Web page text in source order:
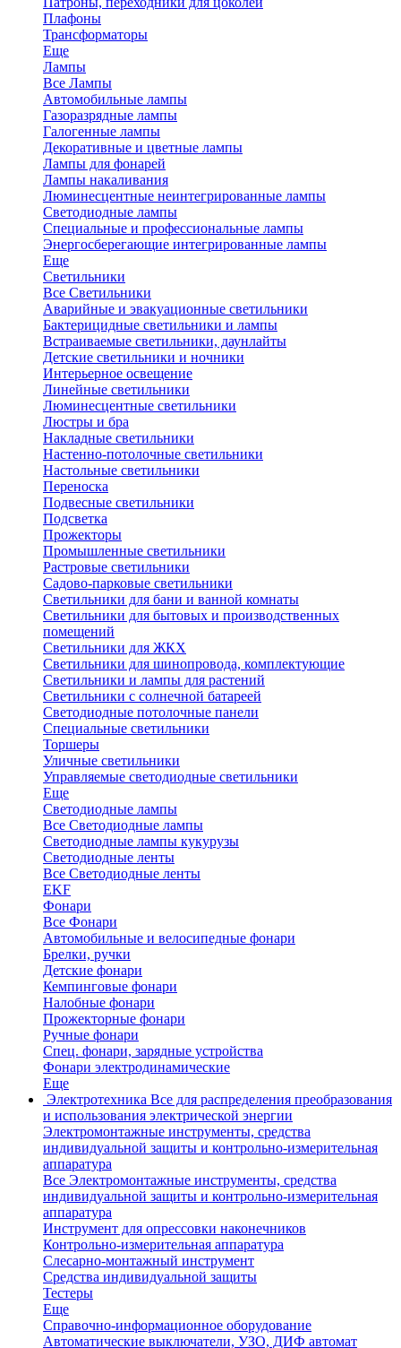
Плафоны
Трансформаторы
Еще
Лампы
Все Лампы
Автомобильные лампы
Газоразрядные лампы
Галогенные лампы
Декоративные и цветные лампы
Лампы для фонарей
Лампы накаливания
Люминесцентные неинтегрированные лампы
Светодиодные лампы
Специальные и профессиональные лампы
Энергосберегающие интегрированные лампы
Еще
Светильники
Все Светильники
Аварийные и эвакуационные светильники
Бактерицидные светильники и лампы
Встраиваемые светильники, даунлайты
Детские светильники и ночники
Интерьерное освещение
Линейные светильники
Люминесцентные светильники
Люстры и бра
Накладные светильники
Настенно-потолочные светильники
Настольные светильники
Переноска
Подвесные светильники
Подсветка
Прожекторы
Промышленные светильники
Растровые светильники
Садово-парковые светильники
Светильники для бани и ванной комнаты
Светильники для бытовых и производственных
помещений
Светильники для ЖКХ
Светильники для шинопровода, комплектующие
Светильники и лампы для растений
Светильники с солнечной батареей
Светодиодные потолочные панели
Специальные светильники
Торшеры
Уличные светильники
Управляемые светодиодные светильники
Еще
Светодиодные лампы
Все Светодиодные лампы
Светодиодные лампы кукурузы
Светодиодные ленты
Все Светодиодные ленты
EKF
Фонари
Все Фонари
Автомобильные и велосипедные фонари
Брелки, ручки
Детские фонари
Кемпинговые фонари
Налобные фонари
Прожекторные фонари
Ручные фонари
Спец. фонари, зарядные устройства
Фонари электродинамические
Еще
Электротехника Все для распределения преобразования
и использования электрической энергии
Электромонтажные инструменты, средства
индивидуальной защиты и контрольно-измерительная
аппаратура
Все Электромонтажные инструменты, средства
индивидуальной защиты и контрольно-измерительная
аппаратура
Инструмент для опрессовки наконечников
Контрольно-измерительная аппаратура
Слесарно-монтажный инструмент
Средства индивидуальной защиты
Тестеры
Еще
Справочно-информационное оборудование
Автоматические выключатели, УЗО, ДИФ автомат